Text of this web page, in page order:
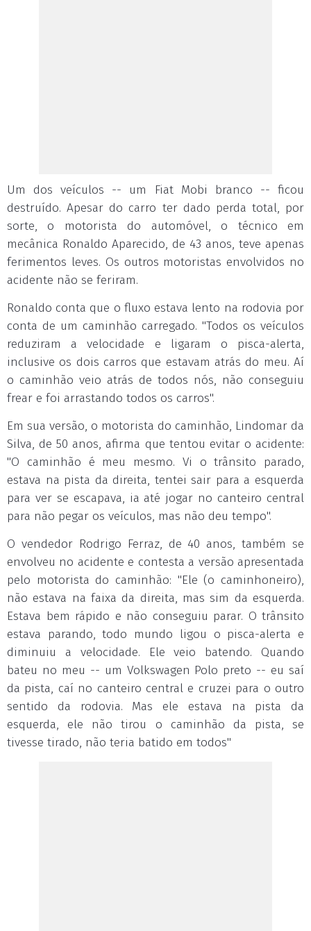
Um dos veículos -- um Fiat Mobi branco -- ficou
destruído. Apesar do carro ter dado perda total, por
sorte, o motorista do automóvel, o técnico em
mecânica Ronaldo Aparecido, de 43 anos, teve apenas
ferimentos leves. Os outros motoristas envolvidos no
acidente não se feriram.
Ronaldo conta que o fluxo estava lento na rodovia por
conta de um caminhão carregado. "Todos os veículos
reduziram a velocidade e ligaram o pisca-alerta,
inclusive os dois carros que estavam atrás do meu. Aí
o caminhão veio atrás de todos nós, não conseguiu
frear e foi arrastando todos os carros".
Em sua versão, o motorista do caminhão, Lindomar da
Silva, de 50 anos, afirma que tentou evitar o acidente:
"O caminhão é meu mesmo. Vi o trânsito parado,
estava na pista da direita, tentei sair para a esquerda
para ver se escapava, ia até jogar no canteiro central
para não pegar os veículos, mas não deu tempo".
O vendedor Rodrigo Ferraz, de 40 anos, também se
envolveu no acidente e contesta a versão apresentada
pelo motorista do caminhão: "Ele (o caminhoneiro),
não estava na faixa da direita, mas sim da esquerda.
Estava bem rápido e não conseguiu parar. O trânsito
estava parando, todo mundo ligou o pisca-alerta e
diminuiu a velocidade. Ele veio batendo. Quando
bateu no meu -- um Volkswagen Polo preto -- eu saí
da pista, caí no canteiro central e cruzei para o outro
sentido da rodovia. Mas ele estava na pista da
esquerda, ele não tirou o caminhão da pista, se
tivesse tirado, não teria batido em todos"